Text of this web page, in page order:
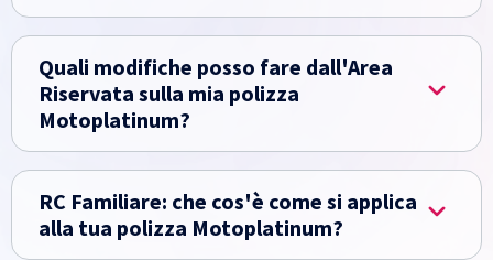
Quali modifiche posso fare dall'Area
Riservata sulla mia polizza
Motoplatinum?
RC Familiare: che cos'è come si applica
alla tua polizza Motoplatinum?